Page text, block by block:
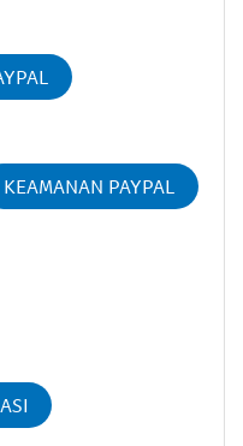
KEAMANAN PAYPAL